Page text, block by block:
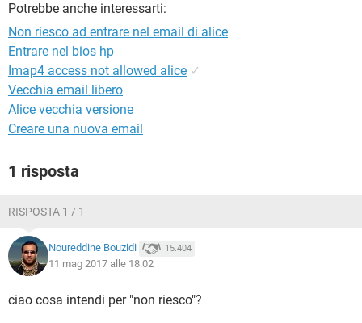
TIKTOK
HARDWARE
Potrebbe anche interessarti:
Non riesco ad entrare nel email di alice
Entrare nel bios hp
Imap4 access not allowed alice ✓
Vecchia email libero
Alice vecchia versione
Creare una nuova email
1 risposta
RISPOSTA 1 / 1
Noureddine Bouzidi 15.404
11 mag 2017 alle 18:02
ciao cosa intendi per "non riesco"?